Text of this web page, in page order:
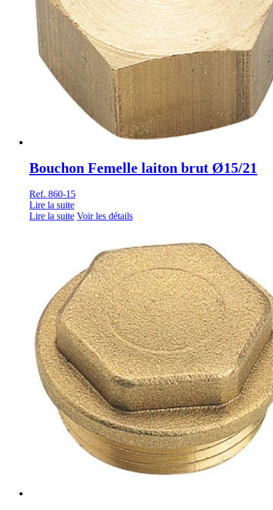
Bouchon Femelle laiton brut Ø15/21
Ref. 860-15
Lire la suite
Lire la suite Voir les détails